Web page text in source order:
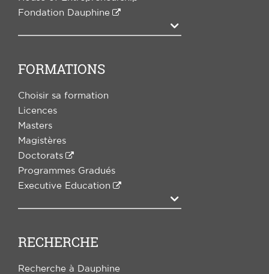
Fondation Dauphine
Agrandir
FORMATIONS
Choisir sa formation
Licences
Masters
Magistères
Doctorats
Programmes Gradués
Executive Education
Agrandir
RECHERCHE
Recherche à Dauphine